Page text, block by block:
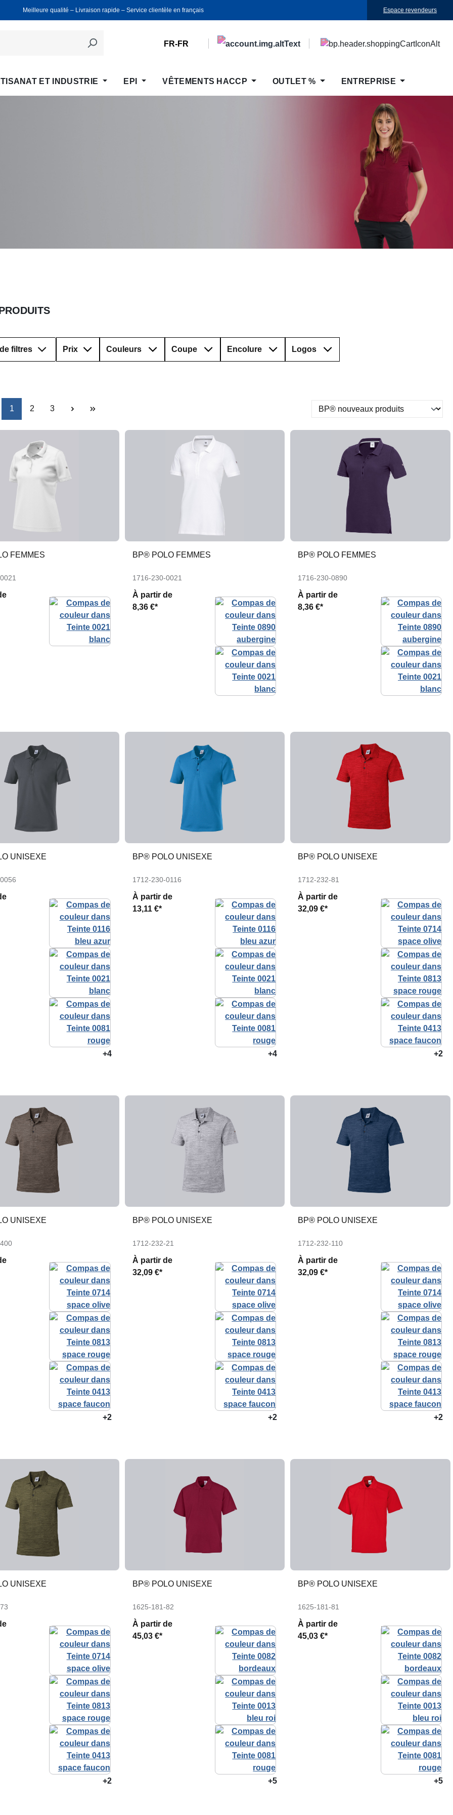
Meilleure qualité ‒ Livraison rapide ‒ Service clientèle en français Espace revendeurs
FR-FR
ET INDUSTRIE EPI VÊTEMENTS HACCP OUTLET % ENTREPRISE
Prix Couleurs Coupe Encolure Logos
filtres
Page
1 Page
2 Page
3
FEMMES BP® POLO FEMMES
1716-230-0021
À partir de
8,36 €*
BP® POLO FEMMES
1716-230-0890
À partir de
8,36 €*
UNISEXE
+4
BP® POLO UNISEXE
1712-230-0116
À partir de
13,11 €*
+4
BP® POLO UNISEXE
1712-232-81
À partir de
32,09 €*
+2
UNISEXE
+2
BP® POLO UNISEXE
1712-232-21
À partir de
32,09 €*
+2
BP® POLO UNISEXE
1712-232-110
À partir de
32,09 €*
+2
UNISEXE
+2
BP® POLO UNISEXE
1625-181-82
À partir de
45,03 €*
+5
BP® POLO UNISEXE
1625-181-81
À partir de
45,03 €*
+5